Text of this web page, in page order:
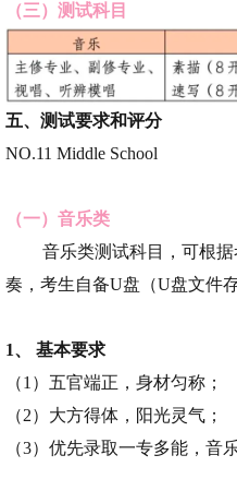
（三）测试科目
五、 测试要求和评分
NO.11 Middle School
（一）音乐类
音乐类测试科目，可根
奏，考生自备U盘（U盘文件
1、 基本要求
（1）五官端正，身材匀称；
（2）大方得体，阳光灵气；
（3）优先录取一专多能，音